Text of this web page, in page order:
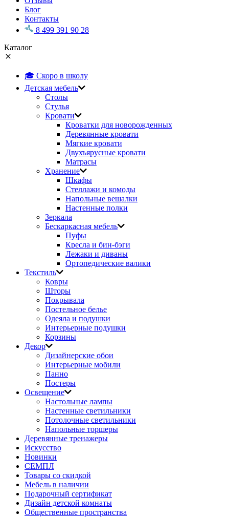
Блог
Контакты
8 499 391 90 28
Каталог
🎓 Скоро в школу
Детская мебель
Столы
Стулья
Кровати
Кроватки для новорожденных
Деревянные кровати
Мягкие кровати
Двухъярусные кровати
Матрасы
Хранение
Шкафы
Стеллажи и комоды
Напольные вешалки
Настенные полки
Зеркала
Бескаркасная мебель
Пуфы
Кресла и бин-бэги
Лежаки и диваны
Ортопедические валики
Текстиль
Ковры
Шторы
Покрывала
Постельное белье
Одеяла и подушки
Интерьерные подушки
Корзины
Декор
Дизайнерские обои
Интерьерные мобили
Панно
Постеры
Освещение
Настольные лампы
Настенные светильники
Потолочные светильники
Напольные торшеры
Деревянные тренажеры
Искусство
Новинки
СЕМПЛ
Товары со скидкой
Мебель в наличии
Подарочный сертификат
Дизайн детской комнаты
Общественные пространства